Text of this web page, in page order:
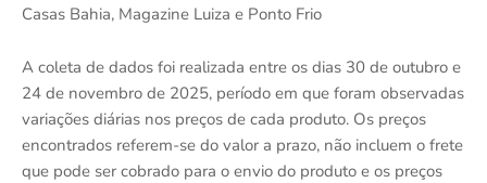
Casas Bahia, Magazine Luiza e Ponto Frio
A coleta de dados foi realizada entre os dias 30 de outubro e
24 de novembro de 2025, período em que foram observadas
variações diárias nos preços de cada produto. Os preços
encontrados referem-se do valor a prazo, não incluem o frete
que pode ser cobrado para o envio do produto e os preços